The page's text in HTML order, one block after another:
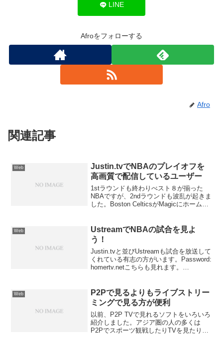
LINE
Afroをフォローする
Afro
関連記事
Web
Justin.tvでNBAのプレイオフを
高画質で配信しているユーザー
1stラウンドも終わりべスト８が揃った
NBAですが、2ndラウンドも波乱が起きま
した。Boston CelticsがMagicにホームで
Caval...
Web
UstreamでNBAの試合を見よ
う！
Justin.tvと並びUstreamも試合を放送して
くれている有志の方がいます。Password:
homertv.netこちらも見れます。
Web
P2Pで見るよりもライブストリー
ミングで見る方が便利
以前、P2P TVで見れるソフトをいろいろ
紹介しました。アジア圏の人の多くは
P2Pでスポーツ観戦したりTVを見たりす